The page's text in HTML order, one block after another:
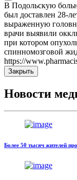
В Подольскую
был доставлен 28-
выраженную
врачи выявили
при котором
спинномозговой
https://
Закрыть
Новости
Более 50 тысяч жителей